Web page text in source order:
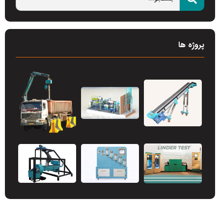
پروژه ها